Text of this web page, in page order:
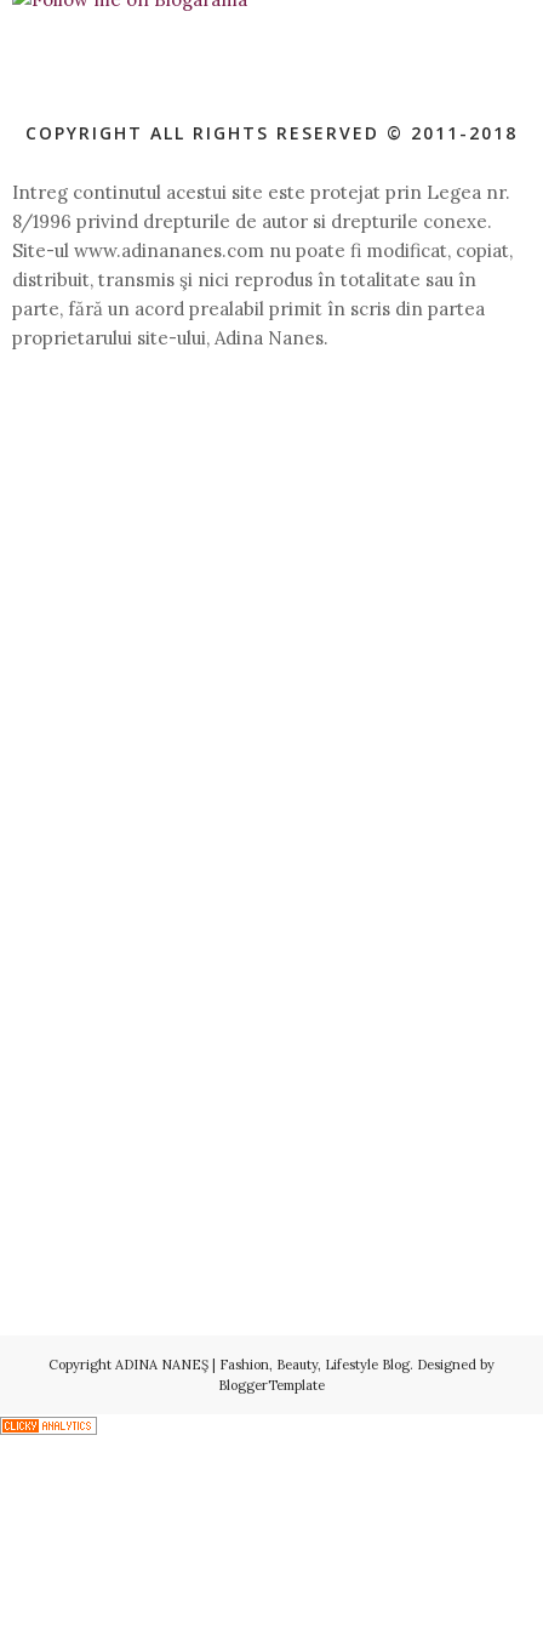
COPYRIGHT ALL RIGHTS RESERVED © 2011-2018
Intreg continutul acestui site este protejat prin Legea nr.
8/1996 privind drepturile de autor si drepturile conexe.
Site-ul www.adinananes.com nu poate fi modificat, copiat,
distribuit, transmis şi nici reprodus în totalitate sau în
parte, fără un acord prealabil primit în scris din partea
proprietarului site-ului, Adina Nanes.
Copyright ADINA NANEŞ | Fashion, Beauty, Lifestyle Blog. Designed by
BloggerTemplate